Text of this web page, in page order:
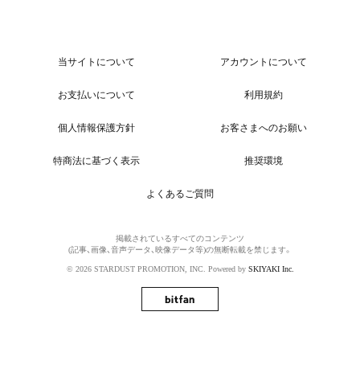
当サイトについて アカウントについて
お支払いについて 利用規約
個人情報保護方針 お客さまへのお願い
特商法に基づく表示 推奨環境
よくあるご質問
掲載されているすべてのコンテンツ
(記事、画像、音声データ、映像データ等)の無断転載を禁じます。
© 2026 STARDUST PROMOTION, INC. Powered by SKIYAKI Inc.